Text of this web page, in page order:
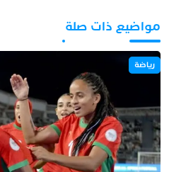
مواضيع ذات صلة
رياضة